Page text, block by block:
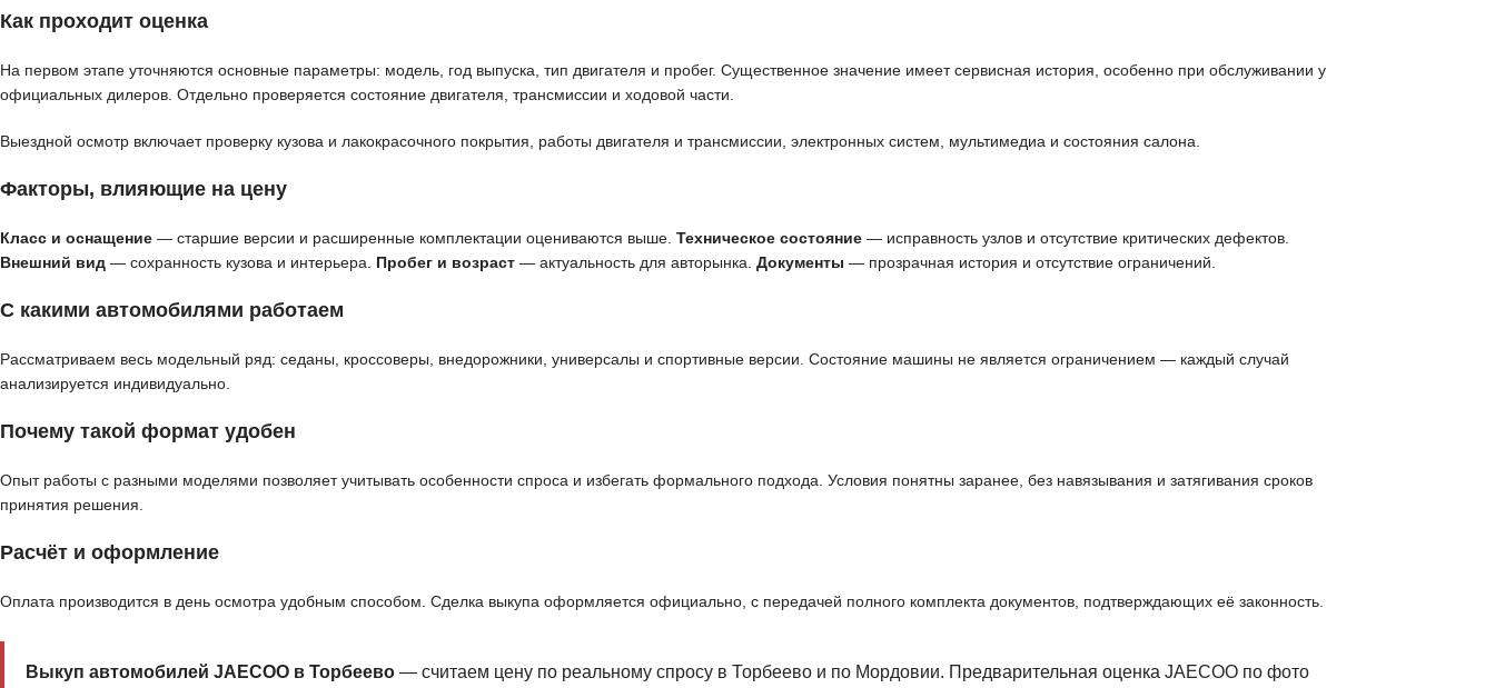
Как проходит оценка
На первом этапе уточняются основные параметры: модель, год выпуска, тип двигателя и пробег. Существенное значение имеет сервисная история, особенно при обслуживании у
официальных дилеров. Отдельно проверяется состояние двигателя, трансмиссии и ходовой части.
Выездной осмотр включает проверку кузова и лакокрасочного покрытия, работы двигателя и трансмиссии, электронных систем, мультимедиа и состояния салона.
Факторы, влияющие на цену
Класс и оснащение — старшие версии и расширенные комплектации оцениваются выше. Техническое состояние — исправность узлов и отсутствие критических дефектов.
Внешний вид — сохранность кузова и интерьера. Пробег и возраст — актуальность для авторынка. Документы — прозрачная история и отсутствие ограничений.
С какими автомобилями работаем
Рассматриваем весь модельный ряд: седаны, кроссоверы, внедорожники, универсалы и спортивные версии. Состояние машины не является ограничением — каждый случай
анализируется индивидуально.
Почему такой формат удобен
Опыт работы с разными моделями позволяет учитывать особенности спроса и избегать формального подхода. Условия понятны заранее, без навязывания и затягивания сроков
принятия решения.
Расчёт и оформление
Оплата производится в день осмотра удобным способом. Сделка выкупа оформляется официально, с передачей полного комплекта документов, подтверждающих её законность.
Выкуп автомобилей JAECOO в Торбеево— считаем цену по реальному спросу в Торбеево и по Мордовии. Предварительная оценка JAECOO по фото